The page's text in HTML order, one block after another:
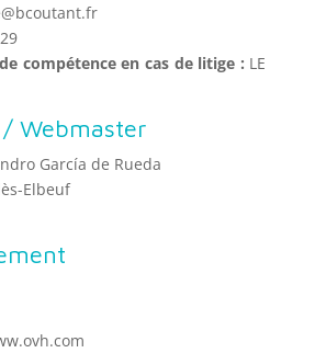
compétence en cas de litige : LE
/ Webmaster
García de Rueda
Elbeuf